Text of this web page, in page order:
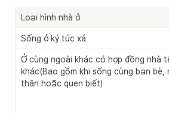
Loại hình nhà ở
Sống ở ký túc xá
Ở cùng ngoài khác có hợp đồng nhà
khác(Bao gồm khi sống cùng bạn bè,
thân hoặc quen biết)